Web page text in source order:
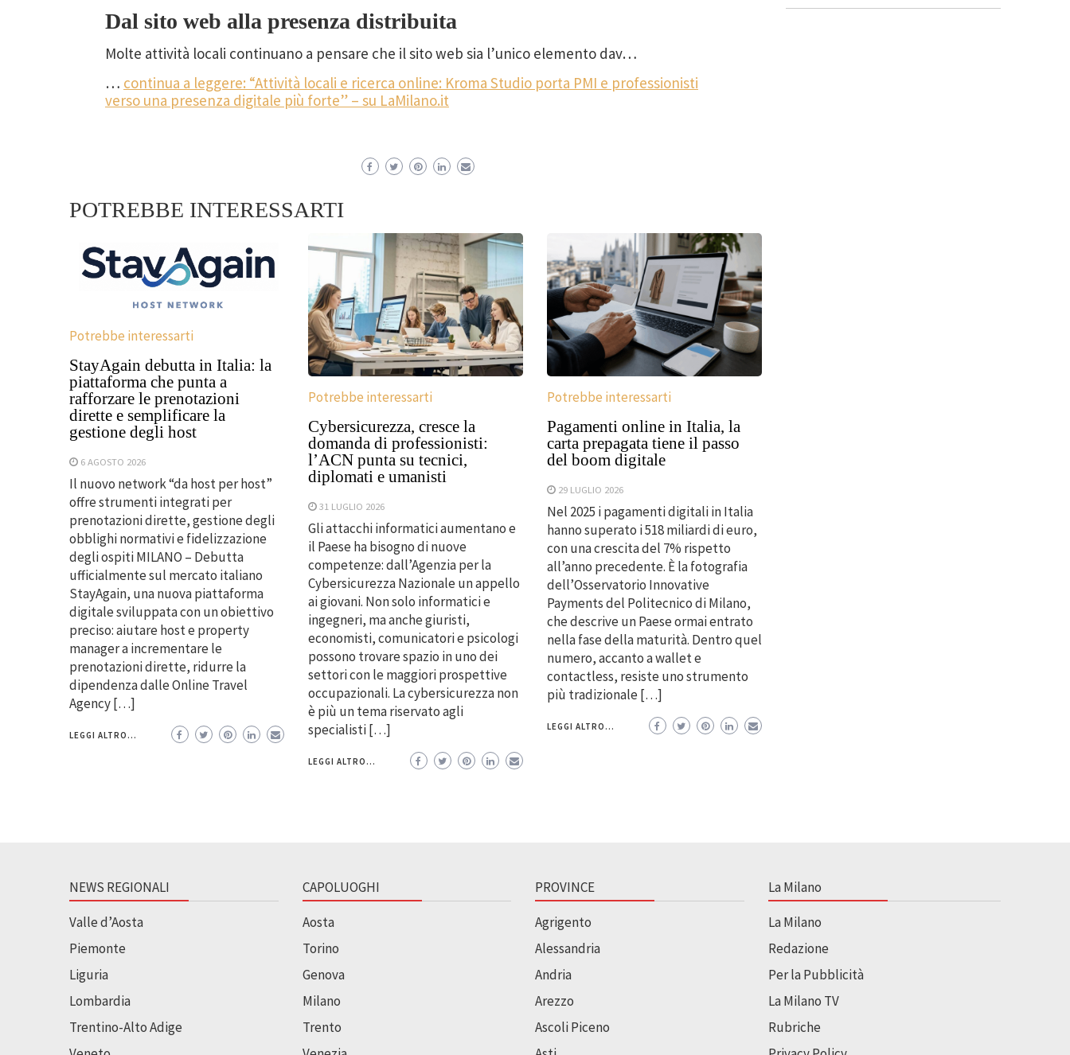
Dal sito web alla presenza distribuita
Molte attività locali continuano a pensare che il sito web sia l’unico elemento dav…
… continua a leggere: “Attività locali e ricerca online: Kroma Studio porta PMI e professionisti
verso una presenza digitale più forte” – su LaMilano.it
POTREBBE INTERESSARTI
Potrebbe interessarti
StayAgain debutta in Italia: la
piattaforma che punta a
rafforzare le prenotazioni
dirette e semplificare la
gestione degli host
6 AGOSTO 2026
Il nuovo network “da host per host”
offre strumenti integrati per
prenotazioni dirette, gestione degli
obblighi normativi e fidelizzazione
degli ospiti MILANO – Debutta
ufficialmente sul mercato italiano
StayAgain, una nuova piattaforma
digitale sviluppata con un obiettivo
preciso: aiutare host e property
manager a incrementare le
prenotazioni dirette, ridurre la
dipendenza dalle Online Travel
Agency […]
LEGGI ALTRO...
Potrebbe interessarti
Cybersicurezza, cresce la
domanda di professionisti:
l’ACN punta su tecnici,
diplomati e umanisti
31 LUGLIO 2026
Gli attacchi informatici aumentano e
il Paese ha bisogno di nuove
competenze: dall’Agenzia per la
Cybersicurezza Nazionale un appello
ai giovani. Non solo informatici e
ingegneri, ma anche giuristi,
economisti, comunicatori e psicologi
possono trovare spazio in uno dei
settori con le maggiori prospettive
occupazionali. La cybersicurezza non
è più un tema riservato agli
specialisti […]
LEGGI ALTRO...
Potrebbe interessarti
Pagamenti online in Italia, la
carta prepagata tiene il passo
del boom digitale
29 LUGLIO 2026
Nel 2025 i pagamenti digitali in Italia
hanno superato i 518 miliardi di euro,
con una crescita del 7% rispetto
all’anno precedente. È la fotografia
dell’Osservatorio Innovative
Payments del Politecnico di Milano,
che descrive un Paese ormai entrato
nella fase della maturità. Dentro quel
numero, accanto a wallet e
contactless, resiste uno strumento
più tradizionale […]
LEGGI ALTRO...
NEWS REGIONALI
Valle d’Aosta
Piemonte
Liguria
Lombardia
Trentino-Alto Adige
CAPOLUOGHI
Aosta
Torino
Genova
Milano
Trento
PROVINCE
Agrigento
Alessandria
Andria
Arezzo
Ascoli Piceno
La Milano
La Milano
Redazione
Per la Pubblicità
La Milano TV
Rubriche